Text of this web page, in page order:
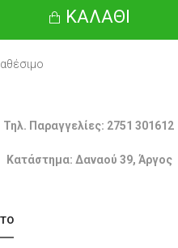
ΚΑΛΆΘΙ
Τηλ. Παραγγελίες: 2751 301612
Κατάστημα: Δαναού 39, Άργος